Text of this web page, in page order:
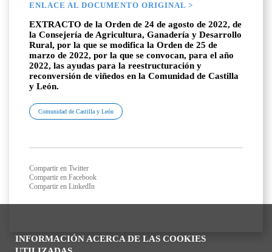
INFORMACIÓN ACERCA DE LAS COOKIES
ENLACE AL DOCUMENTO ORIGINAL >
EXTRACTO de la Orden de 24 de agosto de 2022, de
la Consejería de Agricultura, Ganadería y Desarrollo
Rural, por la que se modifica la Orden de 25 de
marzo de 2022, por la que se convocan, para el año
2022, las ayudas para la reestructuración y
reconversión de viñedos en la Comunidad de Castilla
y León.
Comunidad de Castilla y León
Compartir en Twitter
Compartir en Facebook
Compartir en LinkedIn